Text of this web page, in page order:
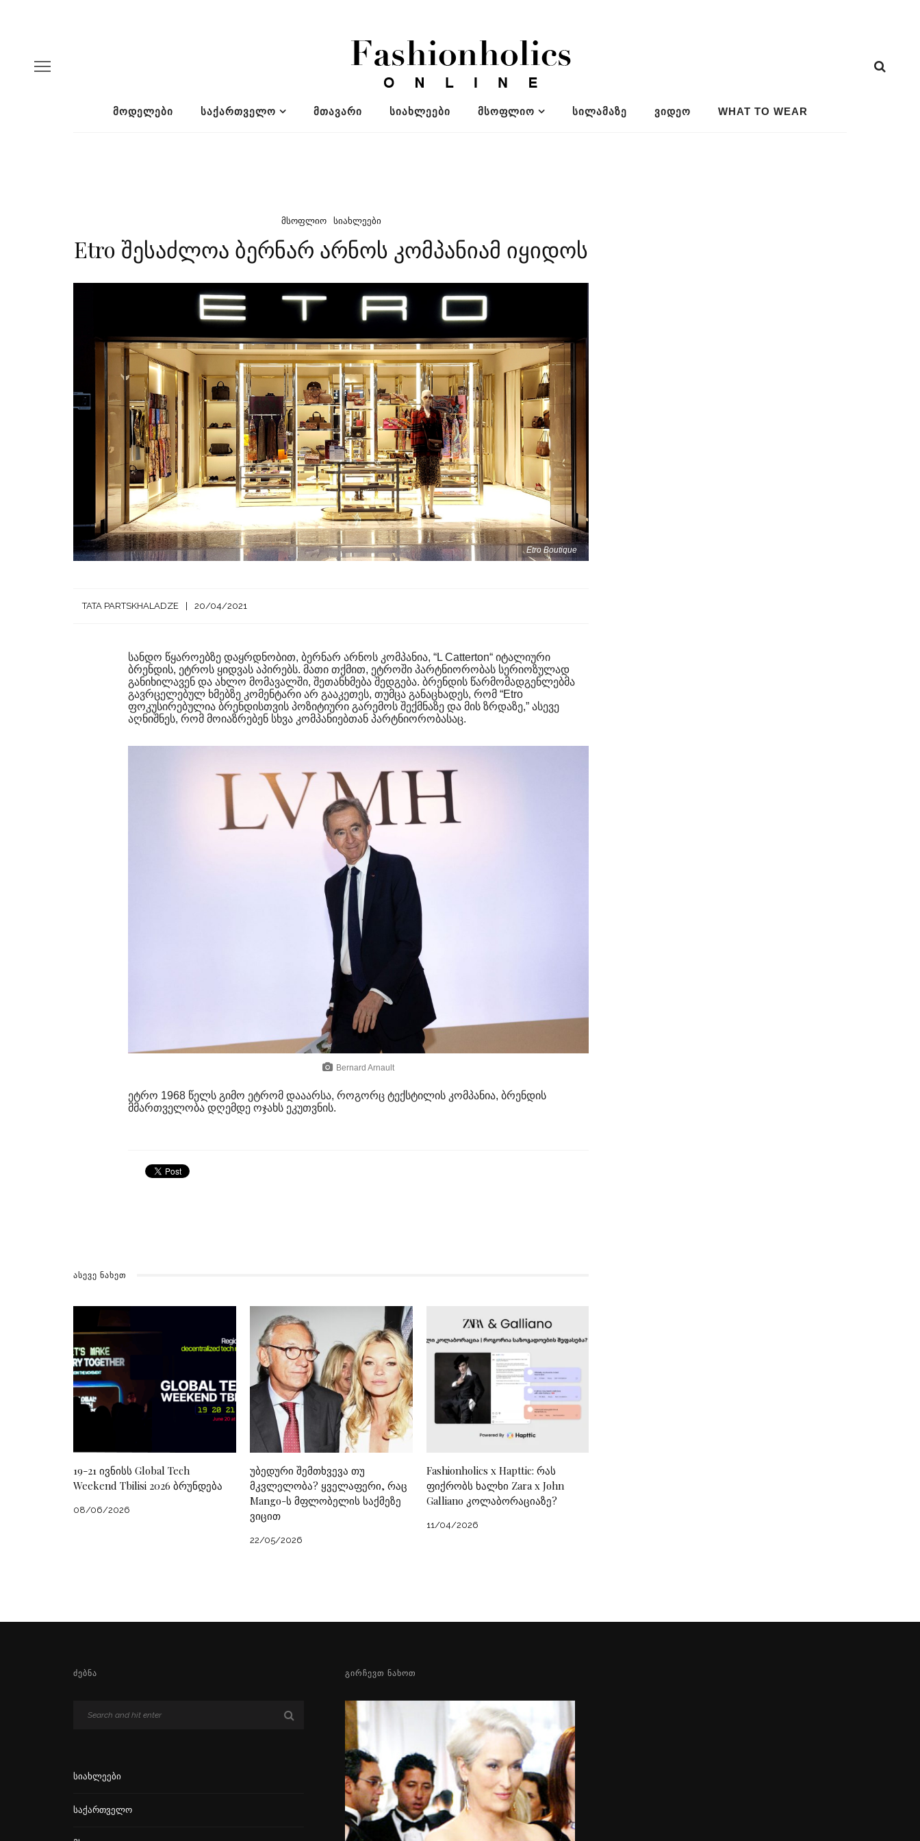
ᲛᲝᲓᲔᲚᲔᲑᲘ ᲡᲐᲥᲐᲠᲗᲕᲔᲚᲝ ᲛᲗᲐᲕᲐᲠᲘ ᲡᲘᲐᲮᲚᲔᲔᲑᲘ ᲛᲡᲝᲤᲚᲘᲝ ᲡᲘᲚᲐᲛᲐᲖᲔ ᲕᲘᲓᲔᲝ WHAT TO WEAR
ᲛᲡᲝᲤᲚᲘᲝ ᲡᲘᲐᲮᲚᲔᲔᲑᲘ
Etro შესაძლოა ბერნარ არნოს კომპანიამ იყიდოს
Etro Boutique
TATA PARTSKHALADZE 20/04/2021
სანდო წყაროებზე დაყრდნობით, ბერნარ არნოს კომპანია, “L Catterton“ იტალიური
ბრენდის, ეტროს ყიდვას აპირებს. მათი თქმით, ეტროში პარტნიორობას სერიოზულად
განიხილავენ და ახლო მომავალში, შეთანხმება შედგება. ბრენდის წარმომადგენლებმა
გავრცელებულ ხმებზე კომენტარი არ გააკეთეს, თუმცა განაცხადეს, რომ “Etro
ფოკუსირებულია ბრენდისთვის პოზიტიური გარემოს შექმნაზე და მის ზრდაზე,” ასევე
აღნიშნეს, რომ მოიაზრებენ სხვა კომპანიებთან პარტნიორობასაც.
Bernard Arnault
ეტრო 1968 წელს გიმო ეტრომ დააარსა, როგორც ტექსტილის კომპანია, ბრენდის
მმართველობა დღემდე ოჯახს ეკუთვნის.
ᲐᲡᲔᲕᲔ ᲜᲐᲮᲔᲗ
19-21 ივნისს Global Tech
Weekend Tbilisi 2026 ბრუნდება
08/06/2026
უბედური შემთხვევა თუ
მკვლელობა? ყველაფერი, რაც
Mango-ს მფლობელის საქმეზე
ვიცით
22/05/2026
Fashionholics x Hapttic: რას
ფიქრობს ხალხი Zara x John
Galliano კოლაბორაციაზე?
11/04/2026
ᲫᲔᲑᲜᲐ
Სიახლეები
Საქართველო
ᲒᲘᲠᲩᲔᲕᲗ ᲜᲐᲮᲝᲗ